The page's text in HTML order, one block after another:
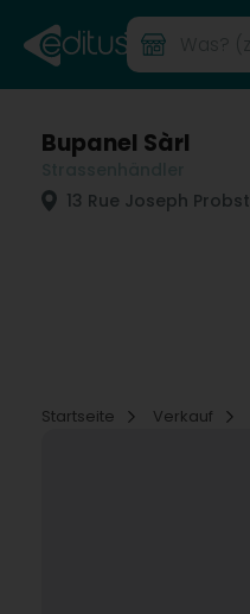
Bupanel Sàrl
13 Rue Joseph Probst
Startseite
Verkauf